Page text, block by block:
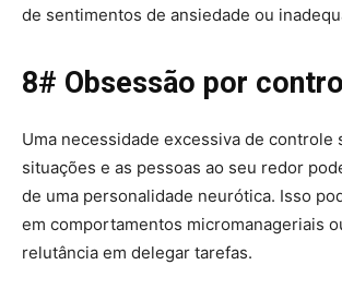
de sentimentos de ansiedade ou
8# Obsessão por
Uma necessidade excessiva de controle
situações e as pessoas ao seu redor
de uma personalidade neurótica. Isso
em comportamentos micromanageriais
relutância em delegar tarefas.